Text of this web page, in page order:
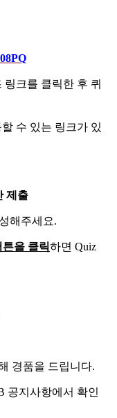
링크를 클릭한 후 퀴
수 있는 링크가 있
제출
해주세요.
튼을 클릭하면 Quiz
경품을 드립니다.
공지사항에서 확인